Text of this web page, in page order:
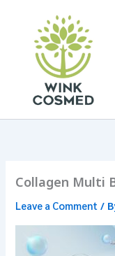
content
Collagen Multi
Leave a Comment /